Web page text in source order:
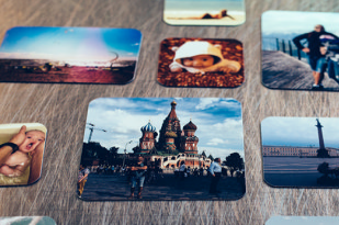
Ваш город:
Ваш регион доставки
Выберите из списка: